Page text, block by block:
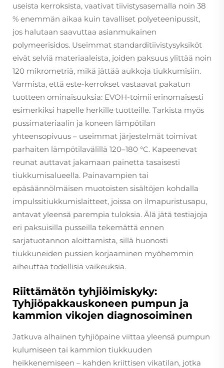
useista kerroksista, vaativat tiivistysasemalla noin 38
% enemmän aikaa kuin tavalliset polyeteenipussit,
jos halutaan saavuttaa asianmukainen
polymeerisidos. Useimmat standarditiivistysyksiköt
eivät selviä materiaaleista, joiden paksuus ylittää noin
120 mikrometriä, mikä jättää aukkoja tiukkumisiin.
Varmista, että este-kerrokset vastaavat pakatun
tuotteen ominaisuuksia: EVOH-toimii erinomaisesti
esimerkiksi hapelle herkille tuotteille. Tarkista myös
pussimateriaalin ja koneen lämpötilan
yhteensopivuus – useimmat järjestelmät toimivat
parhaiten lämpötilavälillä 120–180 °C. Kapeenevat
reunat auttavat jakamaan painetta tasaisesti
tiukkumisalueella. Painavampien tai
epäsäännölmäisen muotoisten sisältöjen kohdalla
impulssitiukkumislaitteet, joissa on ilmapuristusapu,
antavat yleensä parempia tuloksia. Älä jätä testiajoja
eri paksuisilla pusseilla tekemättä ennen
sarjatuotannon aloittamista, sillä huonosti
tiukkuneiden pussien korjaaminen myöhemmin
aiheuttaa todellisia vaikeuksia.
Riittämätön tyhjiöimiskyky:
Tyhjiöpakkauskoneen pumpun ja
kammion vikojen diagnosoiminen
Jatkuva alhainen tyhjiöpaine viittaa yleensä pumpun
kulumiseen tai kammion tiukkuuden
heikkenemiseen – kahden kriittisen vikatilan, jotka